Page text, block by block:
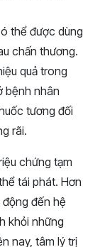
thể được dùng
chấn thương.
quả trong
bệnh nhân
tương đối
rãi.
chứng tạm
tái phát. Hơn
đến hệ
khỏi những
nay, tâm lý trị